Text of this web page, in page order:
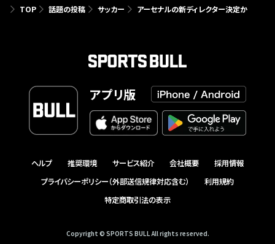
TOP 話題の投稿 サッカー アーセナルの新ディレクター決定か
アプリ版
ヘルプ 推奨環境 サービス紹介 会社概要
採用情報
プライバシーポリシー（外部送信規律対応含む）
利用規約
特定商取引法の表示
Copyright © SPORTS BULL All rights reserved.